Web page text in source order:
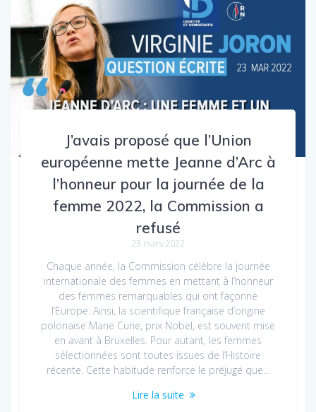
J’avais proposé que l’Union
européenne mette Jeanne d’Arc à
l’honneur pour la journée de la
femme 2022, la Commission a
refusé
23 mars 2022
Chaque année, la Commission célèbre la journée
internationale des femmes en mettant à l’honneur
des femmes remarquables qui ont façonné
l’Europe. Ainsi, la scientifique française d’origine
polonaise Marie Curie, prix Nobel, est souvent mise
en avant à Bruxelles. Pour autant, les femmes
sélectionnées sont toutes issues de l’Histoire
récente. Cette habitude renforce le préjugé que…
Lire la suite